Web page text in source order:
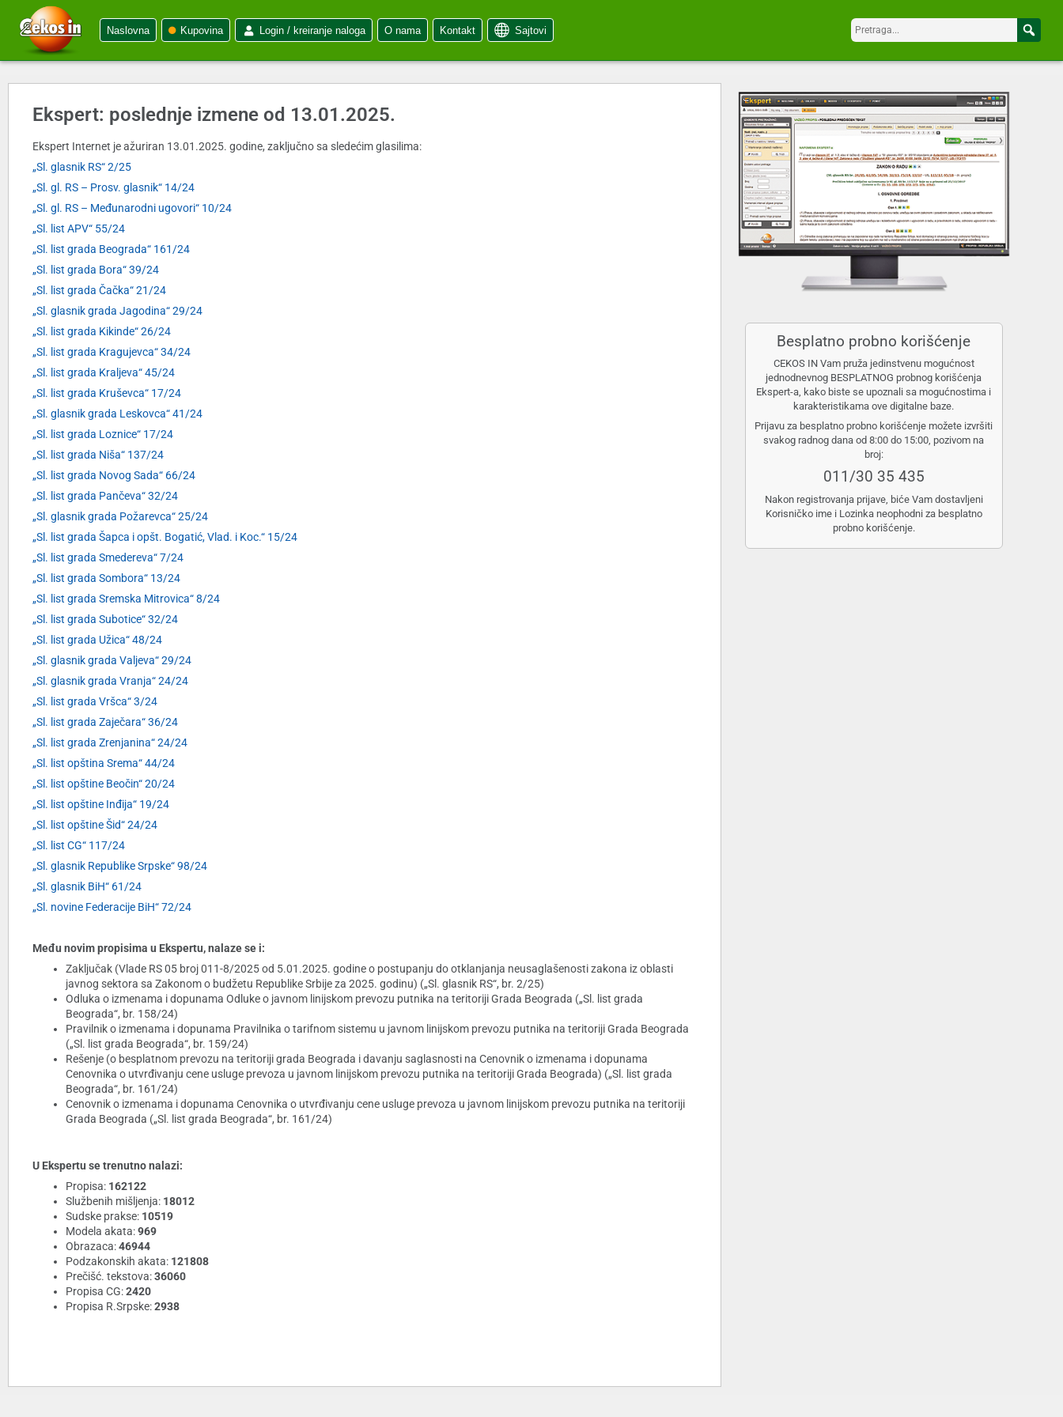
Naslovna Kupovina Login / kreiranje naloga O nama Kontakt Sajtovi
Ekspert: poslednje izmene od 13.01.2025.
Ekspert Internet je ažuriran 13.01.2025. godine, zaključno sa sledećim glasilima:
„Sl. glasnik RS“ 2/25
„Sl. gl. RS – Prosv. glasnik“ 14/24
„Sl. gl. RS – Međunarodni ugovori“ 10/24
„Sl. list APV“ 55/24
„Sl. list grada Beograda“ 161/24
„Sl. list grada Bora“ 39/24
„Sl. list grada Čačka“ 21/24
„Sl. glasnik grada Jagodina“ 29/24
„Sl. list grada Kikinde“ 26/24
„Sl. list grada Kragujevca“ 34/24
„Sl. list grada Kraljeva“ 45/24
„Sl. list grada Kruševca“ 17/24
„Sl. glasnik grada Leskovca“ 41/24
„Sl. list grada Loznice“ 17/24
„Sl. list grada Niša“ 137/24
„Sl. list grada Novog Sada“ 66/24
„Sl. list grada Pančeva“ 32/24
„Sl. glasnik grada Požarevca“ 25/24
„Sl. list grada Šapca i opšt. Bogatić, Vlad. i Koc.“ 15/24
„Sl. list grada Smedereva“ 7/24
„Sl. list grada Sombora“ 13/24
„Sl. list grada Sremska Mitrovica“ 8/24
„Sl. list grada Subotice“ 32/24
„Sl. list grada Užica“ 48/24
„Sl. glasnik grada Valjeva“ 29/24
„Sl. glasnik grada Vranja“ 24/24
„Sl. list grada Vršca“ 3/24
„Sl. list grada Zaječara“ 36/24
„Sl. list grada Zrenjanina“ 24/24
„Sl. list opština Srema“ 44/24
„Sl. list opštine Beočin“ 20/24
„Sl. list opštine Inđija“ 19/24
„Sl. list opštine Šid“ 24/24
„Sl. list CG“ 117/24
„Sl. glasnik Republike Srpske“ 98/24
„Sl. glasnik BiH“ 61/24
„Sl. novine Federacije BiH“ 72/24
Među novim propisima u Ekspertu, nalaze se i:
Zaključak (Vlade RS 05 broj 011-8/2025 od 5.01.2025. godine o postupanju do otklanjanja neusaglašenosti zakona iz oblasti
javnog sektora sa Zakonom o budžetu Republike Srbije za 2025. godinu) („Sl. glasnik RS“, br. 2/25)
Odluka o izmenama i dopunama Odluke o javnom linijskom prevozu putnika na teritoriji Grada Beograda („Sl. list grada
Beograda“, br. 158/24)
Pravilnik o izmenama i dopunama Pravilnika o tarifnom sistemu u javnom linijskom prevozu putnika na teritoriji Grada Beograda
(„Sl. list grada Beograda“, br. 159/24)
Rešenje (o besplatnom prevozu na teritoriji grada Beograda i davanju saglasnosti na Cenovnik o izmenama i dopunama
Cenovnika o utvrđivanju cene usluge prevoza u javnom linijskom prevozu putnika na teritoriji Grada Beograda) („Sl. list grada
Beograda“, br. 161/24)
Cenovnik o izmenama i dopunama Cenovnika o utvrđivanju cene usluge prevoza u javnom linijskom prevozu putnika na teritoriji
Grada Beograda („Sl. list grada Beograda“, br. 161/24)
U Ekspertu se trenutno nalazi:
Propisa: 162122
Službenih mišljenja: 18012
Sudske prakse: 10519
Modela akata:969
Obrazaca:46944
Podzakonskih akata: 121808
Prečišć. tekstova:36060
Propisa CG:2420
Propisa R.Srpske:2938
Besplatno probno korišćenje
CEKOS IN Vam pruža jedinstvenu mogućnost
jednodnevnog BESPLATNOG probnog korišćenja
Ekspert-a, kako biste se upoznali sa mogućnostima i
karakteristikama ove digitalne baze.
Prijavu za besplatno probno korišćenje možete izvršiti
svakog radnog dana od 8:00 do 15:00, pozivom na
broj:
011/30 35 435
Nakon registrovanja prijave, biće Vam dostavljeni
Korisničko ime i Lozinka neophodni za besplatno
probno korišćenje.